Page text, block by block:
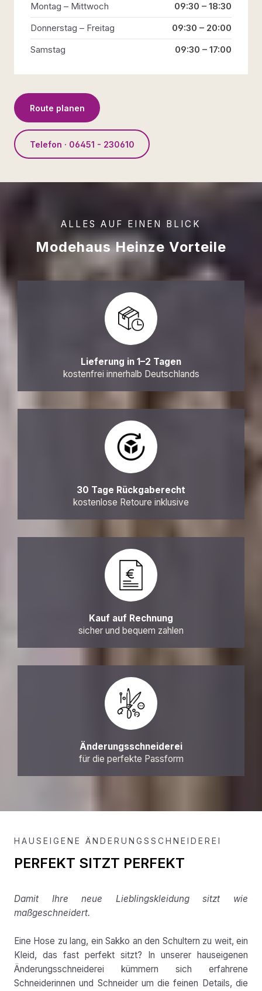
Montag – Mittwoch
09:30 – 18:30
Donnerstag – Freitag
09:30 – 20:00
Samstag
09:30 – 17:00
Route planen
Telefon · 06451 - 230610
ALLES AUF EINEN BLICK
Modehaus Heinze Vorteile
Lieferung in 1–2 Tagen
kostenfrei innerhalb Deutschlands
30 Tage Rückgaberecht
kostenlose Retoure inklusive
Kauf auf Rechnung
sicher und bequem zahlen
Änderungsschneiderei
für die perfekte Passform
HAUSEIGENE ÄNDERUNGSSCHNEIDEREI
PERFEKT SITZT PERFEKT
Damit Ihre neue Lieblingskleidung sitzt wie
maßgeschneidert.
Eine Hose zu lang, ein Sakko an den Schultern zu weit, ein
Kleid, das fast perfekt sitzt? In unserer hauseigenen
Änderungsschneiderei kümmern sich erfahrene
Schneiderinnen und Schneider um die feinen Details, die